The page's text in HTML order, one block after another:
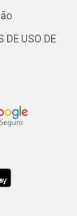
DE USO DE